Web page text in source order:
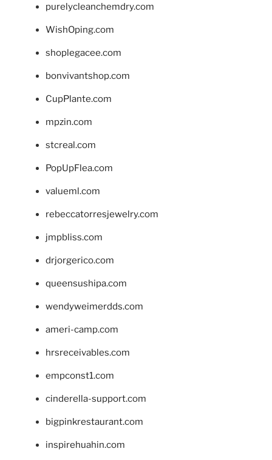
purelycleanchemdry.com
WishOping.com
shoplegacee.com
bonvivantshop.com
CupPlante.com
mpzin.com
stcreal.com
PopUpFlea.com
valueml.com
rebeccatorresjewelry.com
jmpbliss.com
drjorgerico.com
queensushipa.com
wendyweimerdds.com
ameri-camp.com
hrsreceivables.com
empconst1.com
cinderella-support.com
bigpinkrestaurant.com
inspirehuahin.com